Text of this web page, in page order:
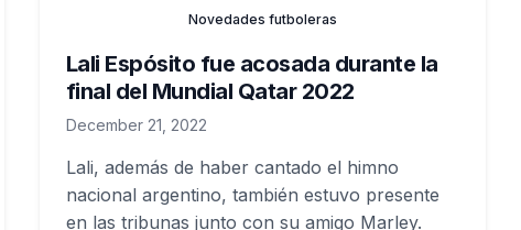
Novedades futboleras
Lali Espósito fue acosada durante la
final del Mundial Qatar 2022
December 21, 2022
Lali, además de haber cantado el himno
nacional argentino, también estuvo presente
en las tribunas junto con su amigo Marley.